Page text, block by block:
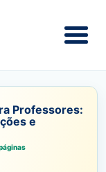
Professores:
e